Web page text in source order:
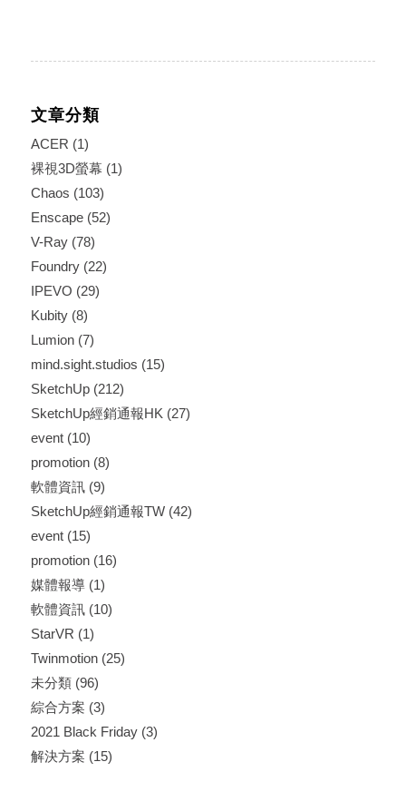
文章分類
ACER (1)
裸視3D螢幕 (1)
Chaos (103)
Enscape(52)
V-Ray(78)
Foundry(22)
IPEVO (29)
Kubity(8)
Lumion(7)
mind.sight.studios (15)
SketchUp(212)
SketchUp經銷通報HK (27)
event(10)
promotion(8)
軟體資訊(9)
SketchUp經銷通報TW(42)
event(15)
promotion(16)
媒體報導(1)
軟體資訊(10)
StarVR (1)
Twinmotion(25)
未分類(96)
綜合方案 (3)
2021 Black Friday(3)
解決方案 (15)